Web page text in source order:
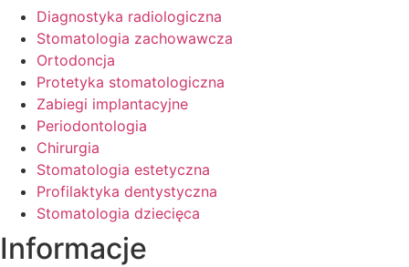
Diagnostyka radiologiczna
Stomatologia zachowawcza
Ortodoncja
Protetyka stomatologiczna
Zabiegi implantacyjne
Periodontologia
Chirurgia
Stomatologia estetyczna
Profilaktyka dentystyczna
Stomatologia dziecięca
Informacje